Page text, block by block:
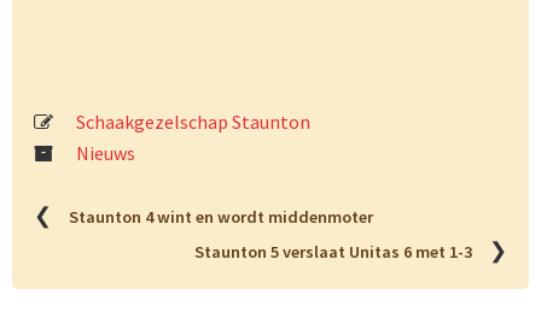
Schaakgezelschap Staunton
Nieuws
❮
Staunton 4 wint en wordt middenmoter
Staunton 5 verslaat Unitas 6 met 1-3
❯